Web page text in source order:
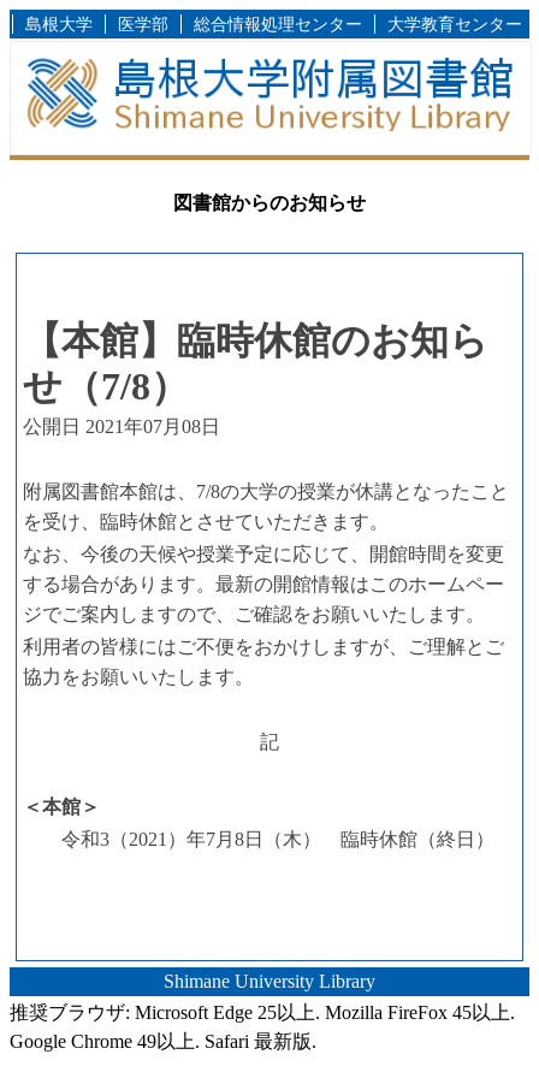
島根大学 医学部 総合情報処理センター 大学教育センター
図書館からのお知らせ
【本館】臨時休館のお知ら
せ（7/8）
公開日 2021年07月08日
附属図書館本館は、7/8の大学の授業が休講となったこと
を受け、臨時休館とさせていただきます。
なお、今後の天候や授業予定に応じて、開館時間を変更
する場合があります。最新の開館情報はこのホームペー
ジでご案内しますので、ご確認をお願いいたします。
利用者の皆様にはご不便をおかけしますが、ご理解とご
協力をお願いいたします。
記
＜本館＞
令和3（2021）年7月8日（木） 臨時休館（終日）
Shimane University Library
推奨ブラウザ: Microsoft Edge 25以上. Mozilla FireFox 45以上.
Google Chrome 49以上. Safari 最新版.